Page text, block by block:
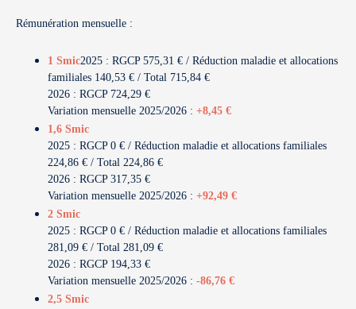
Rémunération mensuelle :
1 Smic2025 : RGCP 575,31 € / Réduction maladie et allocations
familiales 140,53 € / Total 715,84 €
2026 : RGCP 724,29 €
Variation mensuelle 2025/2026 : +8,45 €
1,6 Smic
2025 : RGCP 0 € / Réduction maladie et allocations familiales
224,86 € / Total 224,86 €
2026 : RGCP 317,35 €
Variation mensuelle 2025/2026 : +92,49 €
2 Smic
2025 : RGCP 0 € / Réduction maladie et allocations familiales
281,09 € / Total 281,09 €
2026 : RGCP 194,33 €
Variation mensuelle 2025/2026 : -86,76 €
2,5 Smic